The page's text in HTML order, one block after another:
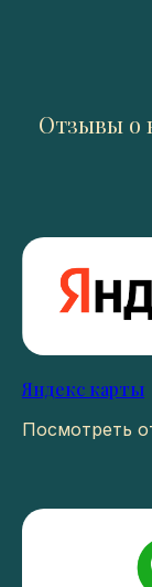
Отзывы о
Яндекс карты
Посмотреть